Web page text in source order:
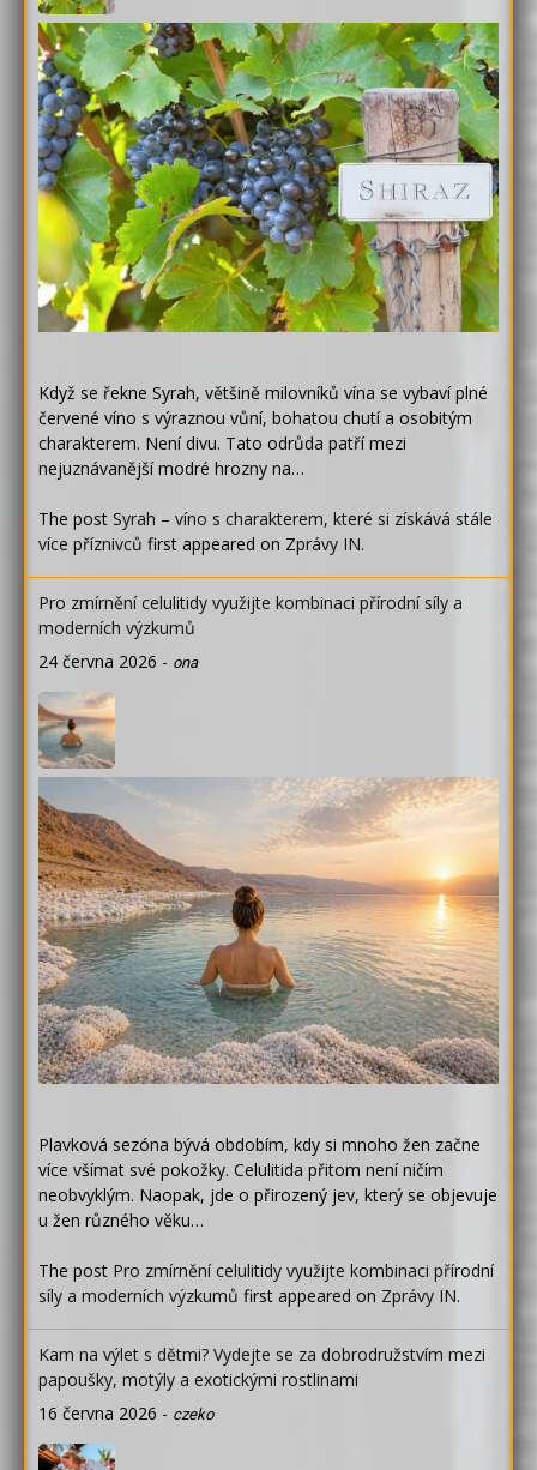
Když se řekne Syrah, většině milovníků vína se vybaví plné
červené víno s výraznou vůní, bohatou chutí a osobitým
charakterem. Není divu. Tato odrůda patří mezi
nejuznávanější modré hrozny na…
The post Syrah – víno s charakterem, které si získává stále
více příznivců first appeared on Zprávy IN.
Pro zmírnění celulitidy využijte kombinaci přírodní síly a
moderních výzkumů
24 června 2026 - ona
Plavková sezóna bývá obdobím, kdy si mnoho žen začne
více všímat své pokožky. Celulitida přitom není ničím
neobvyklým. Naopak, jde o přirozený jev, který se objevuje
u žen různého věku…
The post Pro zmírnění celulitidy využijte kombinaci přírodní
síly a moderních výzkumů first appeared on Zprávy IN.
Kam na výlet s dětmi? Vydejte se za dobrodružstvím mezi
papoušky, motýly a exotickými rostlinami
16 června 2026 - czeko